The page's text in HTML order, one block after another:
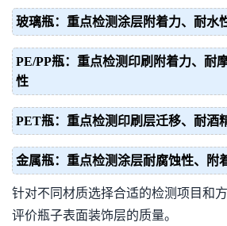
玻璃瓶：重点检测涂层附着力、耐水
PE/PP瓶：重点检测印刷附着力、耐
性
PET瓶：重点检测印刷层迁移、耐酒
金属瓶：重点检测涂层耐腐蚀性、附
针对不同材质选择合适的检测项目和
评价瓶子表面装饰层的质量。